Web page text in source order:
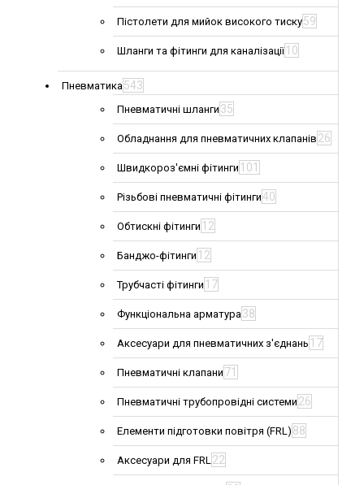
Пістолети для мийок високого тиску59
Шланги та фітинги для каналізації 10
Пневматика543
Пневматичні шланги 35
Обладнання для пневматичних клапанів 26
Швидкороз'ємні фітинги 101
Різьбові пневматичні фітинги40
Обтискні фітинги 12
Банджо-фітинги 12
Трубчасті фітинги 17
Функціональна арматура38
Аксесуари для пневматичних з'єднань 17
Пневматичні клапани 71
Пневматичні трубопровідні системи 26
Елементи підготовки повітря (FRL) 88
Аксесуари для FRL22